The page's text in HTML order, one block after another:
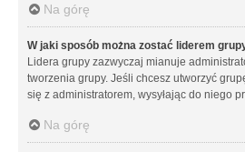
Na górę
W jaki sposób można zostać liderem
Lidera grupy zazwyczaj mianuje
tworzenia grupy. Jeśli chcesz utworzyć
się z administratorem, wysyłając do niego
Na górę